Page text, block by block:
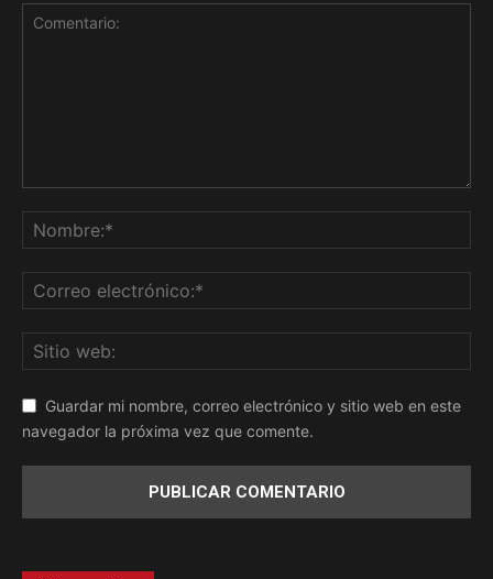
Guardar mi nombre, correo electrónico y sitio web en este
navegador la próxima vez que comente.